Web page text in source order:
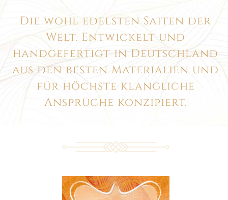
Die wohl edelsten Saiten der
Welt. Entwickelt und
handgefertigt in Deutschland
aus den besten Materialien und
für höchste klangliche
Ansprüche konzipiert.